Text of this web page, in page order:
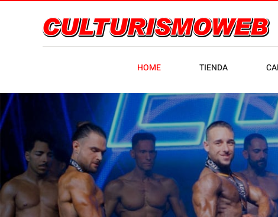
HOME TIENDA